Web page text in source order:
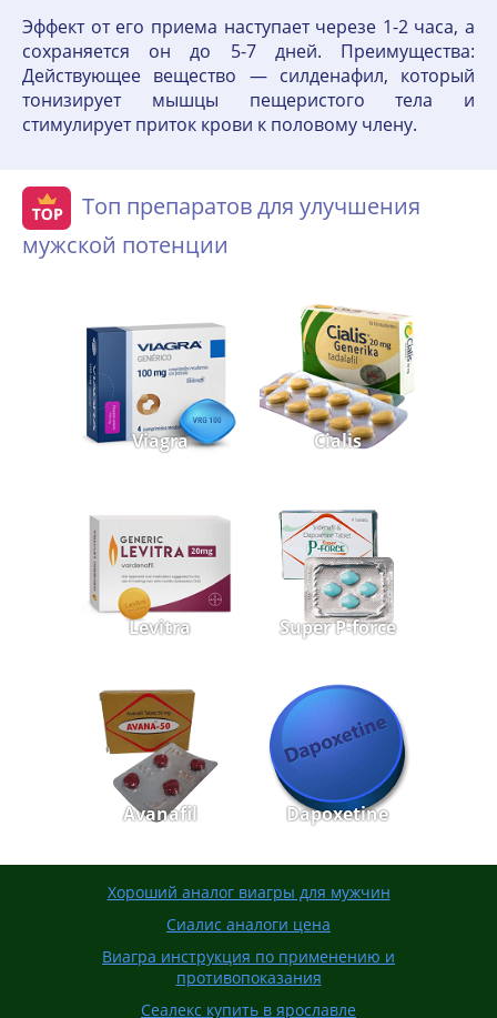
Эффект от его приема наступает черезе 1-2 часа, а
сохраняется он до 5-7 дней. Преимущества:
Действующее вещество — силденафил, который
тонизирует мышцы пещеристого тела и
стимулирует приток крови к половому члену.
Топ препаратов для улучшения
мужской потенции
Viagra Cialis
Levitra Super P-force
Avanafil Dapoxetine
Хороший аналог виагры для мужчин
Сиалис аналоги цена
Виагра инструкция по применению и
противопоказания
Сеалекс купить в ярославле